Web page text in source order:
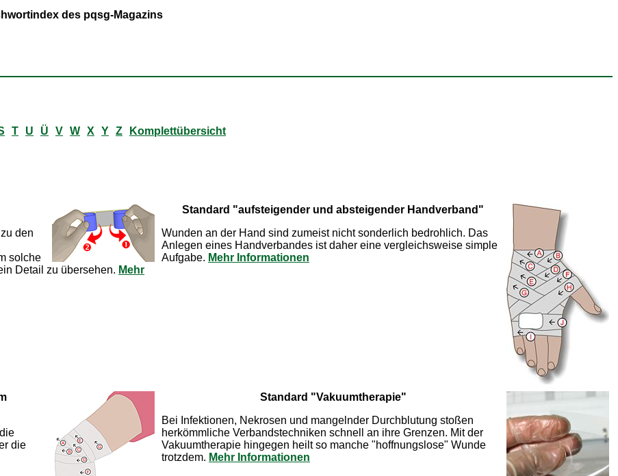
des pqsg-Magazins
T U Ü V W X Y Z Komplettübersicht
den
solche
Detail zu übersehen. Mehr
Standard "aufsteigender und absteigender Handverband"
Wunden an der Hand sind zumeist nicht sonderlich bedrohlich. Das
Anlegen eines Handverbandes ist daher eine vergleichsweise simple
Aufgabe. Mehr Informationen
die
Standard "Vakuumtherapie"
Bei Infektionen, Nekrosen und mangelnder Durchblutung stoßen
herkömmliche Verbandstechniken schnell an ihre Grenzen. Mit der
Vakuumtherapie hingegen heilt so manche "hoffnungslose" Wunde
trotzdem. Mehr Informationen